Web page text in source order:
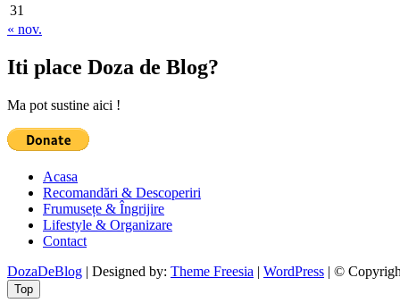
31
« nov.
Iti place Doza de Blog?
Ma pot sustine aici !
Acasa
Recomandări & Descoperiri
Frumusețe & Îngrijire
Lifestyle & Organizare
Contact
DozaDeBlog | Designed by: Theme Freesia | WordPress | ©
Top